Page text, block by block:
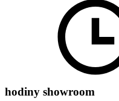
hodiny showroom